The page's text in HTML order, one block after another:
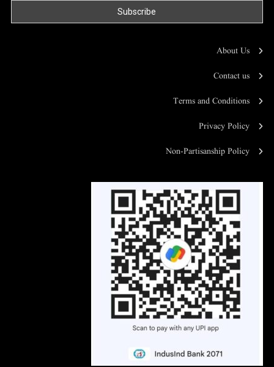
About Us
Contact us
Terms and Conditions
Privacy Policy
Non-Partisanship Policy